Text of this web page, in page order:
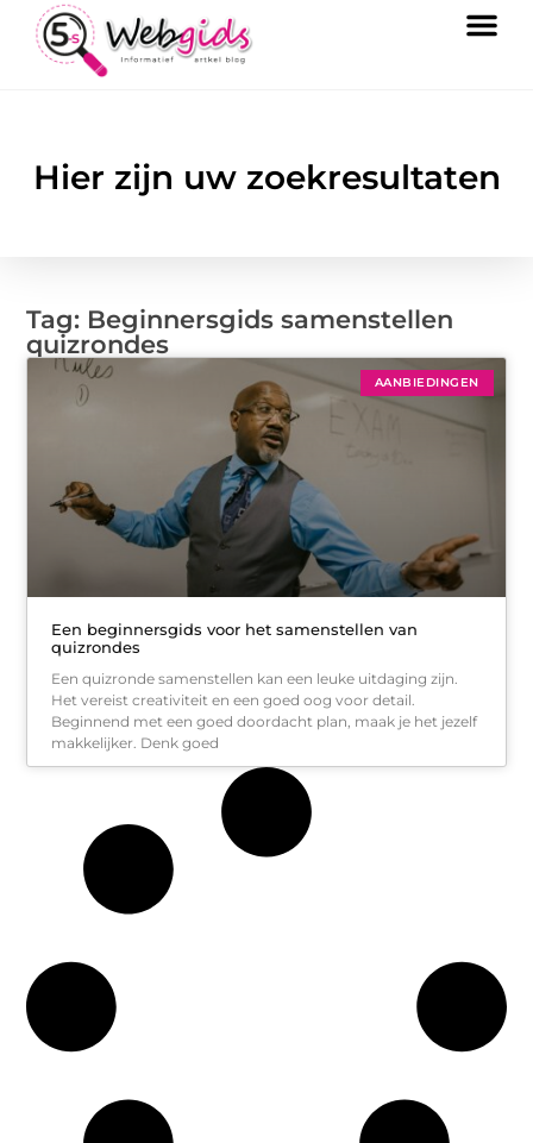
Hier zijn uw zoekresultaten
Tag: Beginnersgids samenstellen
quizrondes
AANBIEDINGEN
Een beginnersgids voor het samenstellen van
quizrondes
Een quizronde samenstellen kan een leuke uitdaging zijn.
Het vereist creativiteit en een goed oog voor detail.
Beginnend met een goed doordacht plan, maak je het jezelf
makkelijker. Denk goed